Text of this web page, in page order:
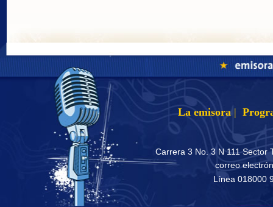
La emisora |
Carrera 3 No. 3 N 111 Sector
correo
Línea 018000